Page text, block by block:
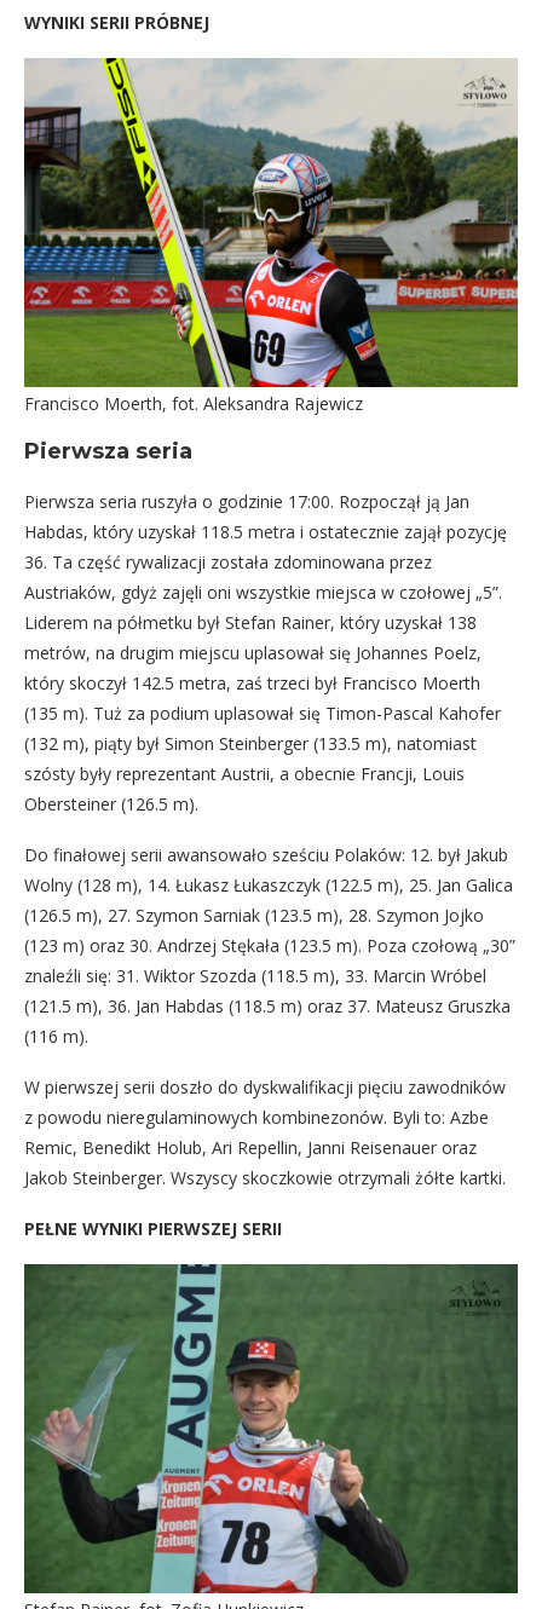
WYNIKI SERII PRÓBNEJ
Francisco Moerth, fot. Aleksandra Rajewicz
Pierwsza seria
Pierwsza seria ruszyła o godzinie 17:00. Rozpoczął ją Jan
Habdas, który uzyskał 118.5 metra i ostatecznie zajął pozycję
36. Ta część rywalizacji została zdominowana przez
Austriaków, gdyż zajęli oni wszystkie miejsca w czołowej „5”.
Liderem na półmetku był Stefan Rainer, który uzyskał 138
metrów, na drugim miejscu uplasował się Johannes Poelz,
który skoczył 142.5 metra, zaś trzeci był Francisco Moerth
(135 m). Tuż za podium uplasował się Timon-Pascal Kahofer
(132 m), piąty był Simon Steinberger (133.5 m), natomiast
szósty były reprezentant Austrii, a obecnie Francji, Louis
Obersteiner (126.5 m).
Do finałowej serii awansowało sześciu Polaków: 12. był Jakub
Wolny (128 m), 14. Łukasz Łukaszczyk (122.5 m), 25. Jan Galica
(126.5 m), 27. Szymon Sarniak (123.5 m), 28. Szymon Jojko
(123 m) oraz 30. Andrzej Stękała (123.5 m). Poza czołową „30”
znaleźli się: 31. Wiktor Szozda (118.5 m), 33. Marcin Wróbel
(121.5 m), 36. Jan Habdas (118.5 m) oraz 37. Mateusz Gruszka
(116 m).
W pierwszej serii doszło do dyskwalifikacji pięciu zawodników
z powodu nieregulaminowych kombinezonów. Byli to: Azbe
Remic, Benedikt Holub, Ari Repellin, Janni Reisenauer oraz
Jakob Steinberger. Wszyscy skoczkowie otrzymali żółte kartki.
PEŁNE WYNIKI PIERWSZEJ SERII